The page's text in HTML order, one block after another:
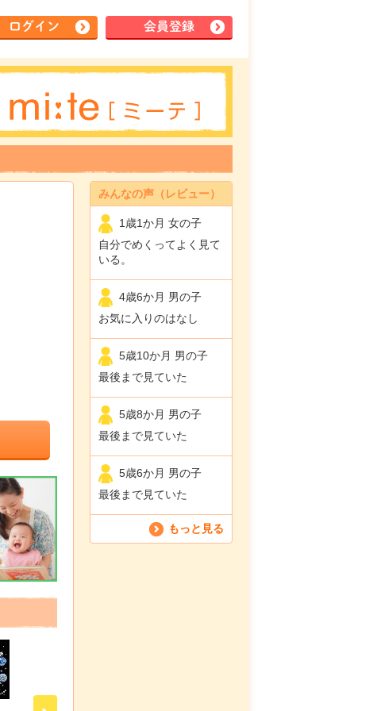
ログイン 会員登録
みんなの声（レビュー）
1歳1か月 女の子
自分でめくってよく見て
いる。
4歳6か月 男の子
お気に入りのはなし
5歳10か月 男の子
最後まで見ていた
5歳8か月 男の子
最後まで見ていた
5歳6か月 男の子
最後まで見ていた
もっと見る